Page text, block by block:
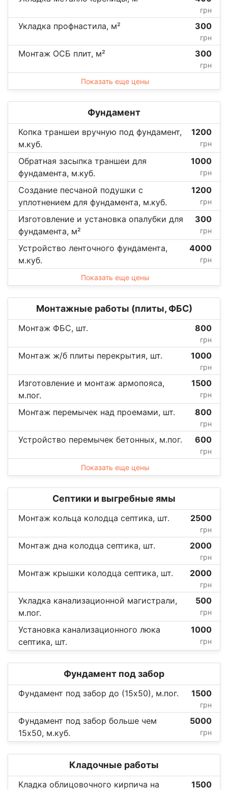
грн
Укладка профнастила, м² 300
грн
Монтаж ОСБ плит, м² 300
грн
Показать еще цены
Фундамент
Копка траншеи вручную под фундамент,
м.куб.
1200
грн
Обратная засыпка траншеи для
фундамента, м.куб.
1000
грн
Создание песчаной подушки с
уплотнением для фундамента, м.куб.
1200
грн
Изготовление и установка опалубки для
фундамента, м²
300
грн
Устройство ленточного фундамента,
м.куб.
4000
грн
Показать еще цены
Монтажные работы (плиты, ФБС)
Монтаж ФБС, шт. 800
грн
Монтаж ж/б плиты перекрытия, шт. 1000
грн
Изготовление и монтаж армопояса,
м.пог.
1500
грн
Монтаж перемычек над проемами, шт. 800
грн
Устройство перемычек бетонных, м.пог. 600
грн
Показать еще цены
Септики и выгребные ямы
Монтаж кольца колодца септика, шт. 2500
грн
Монтаж дна колодца септика, шт. 2000
грн
Монтаж крышки колодца септика, шт. 2000
грн
Укладка канализационной магистрали,
м.пог.
500
грн
Установка канализационного люка
септика, шт.
1000
грн
Фундамент под забор
Фундамент под забор до (15х50), м.пог. 1500
грн
Фундамент под забор больше чем
15х50, м.куб.
5000
грн
Кладочные работы
Кладка облицовочного кирпича на
1500